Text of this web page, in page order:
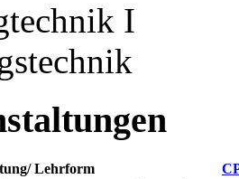
I
Lehrform